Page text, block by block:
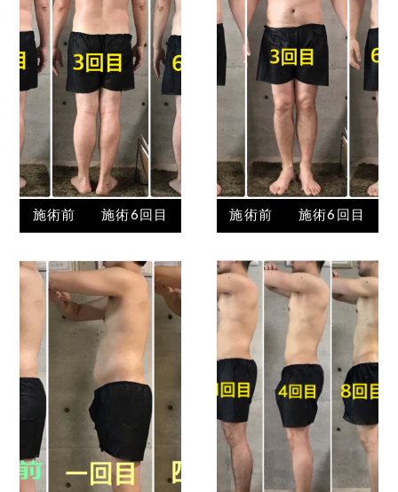
施術前 施術6回目 施術前 施術6回目